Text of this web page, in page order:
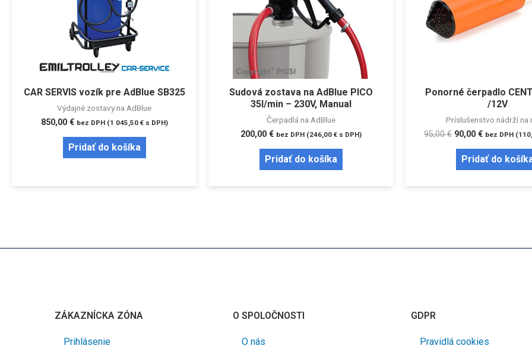
CAR SERVIS vozík pre AdBlue SB325
Výdajné zostavy na AdBlue
850,00 € bez DPH (1 045,50 €s DPH)
Pridať do košíka
Sudová zostava na AdBlue PICO
35l/min – 230V, Manual
Čerpadlá na AdBlue
200,00 € bez DPH (246,00 €s DPH)
Pridať do košíka
Ponorné čerpadlo
/12V
Príslušenstvo nádrží na
95,00€ 90,00 € bez DPH (
Pridať do
ZÁKAZNÍCKA ZÓNA
Prihlásenie
O SPOLOČNOSTI
O nás
GDPR
Pravidlá cookies